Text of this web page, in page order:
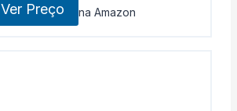
Ver Preço na Amazon